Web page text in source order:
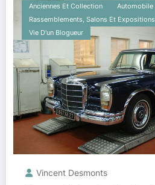
Anciennes Et Collection Automobile
Rassemblements, Salons Et Expositions
Vie D'un Blogueur
Vincent Desmonts